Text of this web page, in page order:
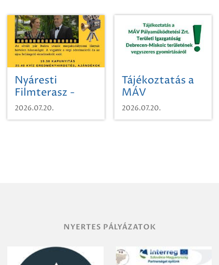
Nyáresti
Filmterasz -
Beugró a
Paradicsomba
2026.07.20.
Tájékoztatás a
MÁV
Pályaműködtetési
Zrt. Területi
2026.07.20.
NYERTES PÁLYÁZATOK